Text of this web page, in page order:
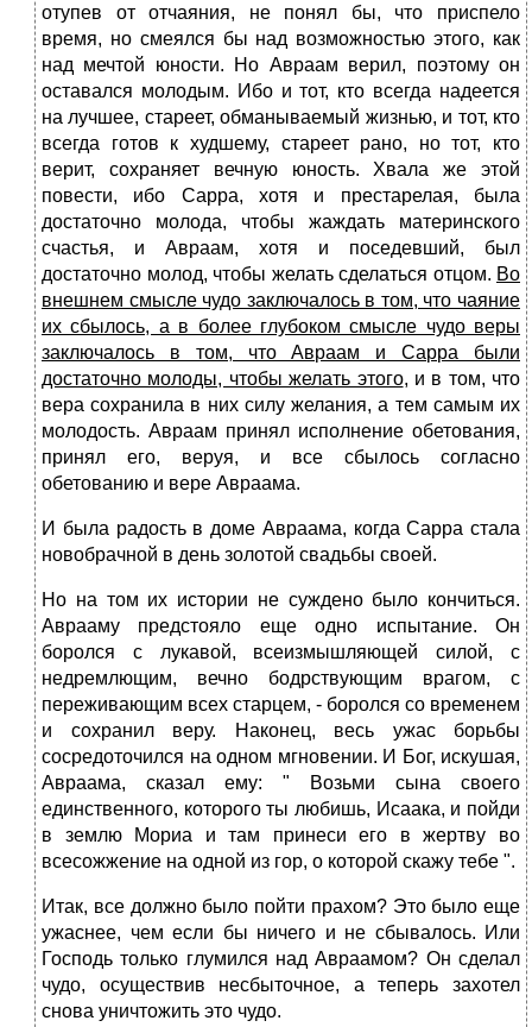
отупев от отчаяния, не понял бы, что приспело
время, но смеялся бы над возможностью этого, как
над мечтой юности. Но Авраам верил, поэтому он
оставался молодым. Ибо и тот, кто всегда надеется
на лучшее, стареет, обманываемый жизнью, и тот, кто
всегда готов к худшему, стареет рано, но тот, кто
верит, сохраняет вечную юность. Хвала же этой
повести, ибо Сарра, хотя и престарелая, была
достаточно молода, чтобы жаждать материнского
счастья, и Авраам, хотя и поседевший, был
достаточно молод, чтобы желать сделаться отцом. Во
внешнем смысле чудо заключалось в том, что чаяние
их сбылось, а в более глубоком смысле чудо веры
заключалось в том, что Авраам и Сарра были
достаточно молоды, чтобы желать этого, и в том, что
вера сохранила в них силу желания, а тем самым их
молодость. Авраам принял исполнение обетования,
принял его, веруя, и все сбылось согласно
обетованию и вере Авраама.
И была радость в доме Авраама, когда Сарра стала
новобрачной в день золотой свадьбы своей.
Но на том их истории не суждено было кончиться.
Аврааму предстояло еще одно испытание. Он
боролся с лукавой, всеизмышляющей силой, с
недремлющим, вечно бодрствующим врагом, с
переживающим всех старцем, - боролся со временем
и сохранил веру. Наконец, весь ужас борьбы
сосредоточился на одном мгновении. И Бог, искушая,
Авраама, сказал ему: " Возьми сына своего
единственного, которого ты любишь, Исаака, и пойди
в землю Мориа и там принеси его в жертву во
всесожжение на одной из гор, о которой скажу тебе ".
Итак, все должно было пойти прахом? Это было еще
ужаснее, чем если бы ничего и не сбывалось. Или
Господь только глумился над Авраамом? Он сделал
чудо, осуществив несбыточное, а теперь захотел
снова уничтожить это чудо.